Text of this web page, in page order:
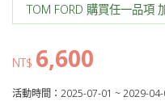
TOM FORD 購買任一品項
NT$ 6,600
活動時間：2025-07-01 ~ 2029-